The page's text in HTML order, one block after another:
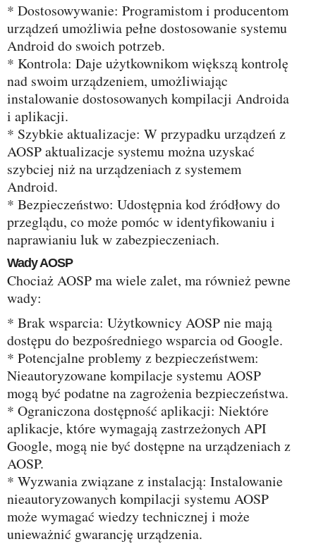
* Dostosowywanie: Programistom i producentom
urządzeń umożliwia pełne dostosowanie systemu
Android do swoich potrzeb.
* Kontrola: Daje użytkownikom większą kontrolę
nad swoim urządzeniem, umożliwiając
instalowanie dostosowanych kompilacji Androida
i aplikacji.
* Szybkie aktualizacje: W przypadku urządzeń z
AOSP aktualizacje systemu można uzyskać
szybciej niż na urządzeniach z systemem
Android.
* Bezpieczeństwo: Udostępnia kod źródłowy do
przeglądu, co może pomóc w identyfikowaniu i
naprawianiu luk w zabezpieczeniach.
Wady AOSP
Chociaż AOSP ma wiele zalet, ma również pewne
wady:
* Brak wsparcia: Użytkownicy AOSP nie mają
dostępu do bezpośredniego wsparcia od Google.
* Potencjalne problemy z bezpieczeństwem:
Nieautoryzowane kompilacje systemu AOSP
mogą być podatne na zagrożenia bezpieczeństwa.
* Ograniczona dostępność aplikacji: Niektóre
aplikacje, które wymagają zastrzeżonych API
Google, mogą nie być dostępne na urządzeniach z
AOSP.
* Wyzwania związane z instalacją: Instalowanie
nieautoryzowanych kompilacji systemu AOSP
może wymagać wiedzy technicznej i może
unieważnić gwarancję urządzenia.